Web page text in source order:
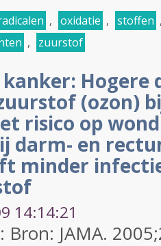
, oxidatie , stoffen
, zuurstof
Hogere
(ozon)
risico op
darm- en
minder
14:14:21
JAMA.